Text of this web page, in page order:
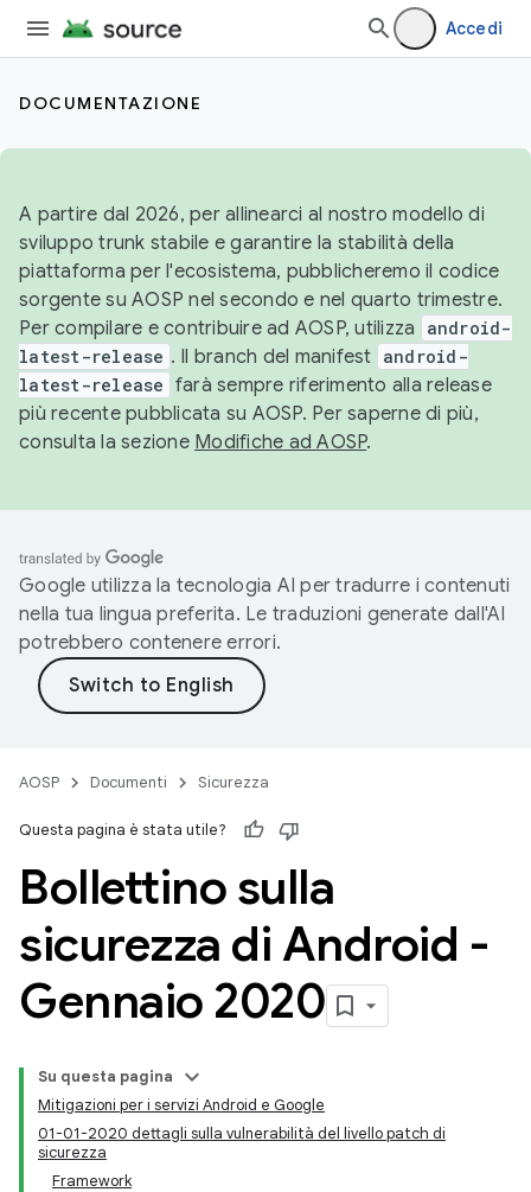
Accedi
DOCUMENTAZIONE
A partire dal 2026, per allinearci al nostro modello di
sviluppo trunk stabile e garantire la stabilità della
piattaforma per l'ecosistema, pubblicheremo il codice
sorgente su AOSP nel secondo e nel quarto trimestre.
Per compilare e contribuire ad AOSP, utilizza
android-
latest-release . Il branch del manifest android-
latest-release farà sempre riferimento alla release
più recente pubblicata su AOSP. Per saperne di più,
consulta la sezione Modifiche ad AOSP.
Google utilizza la tecnologia AI per tradurre i contenuti
nella tua lingua preferita. Le traduzioni generate dall'AI
potrebbero contenere errori.
AOSP Documenti Sicurezza
Questa pagina è stata utile?
Bollettino sulla
sicurezza di Android -
Gennaio 2020
Su questa pagina
Mitigazioni per i servizi Android e Google
01-01-2020 dettagli sulla vulnerabilità del livello patch di
sicurezza
Framework